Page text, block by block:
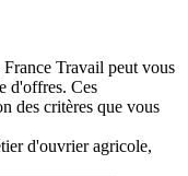
Travail peut vous
d'offres. Ces
des critères que vous
d'ouvrier agricole,